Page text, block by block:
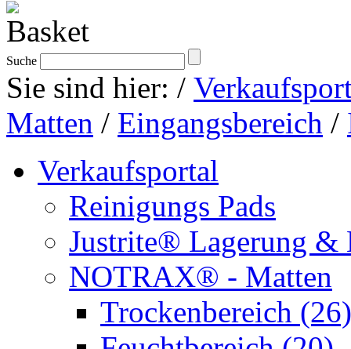
Suche
Sie sind hier: /
Matten / Eingangsbereich /
Verkaufsportal
Reinigungs Pads
Justrite® Lagerung &
NOTRAX® - Matten
Trockenbereich (26)